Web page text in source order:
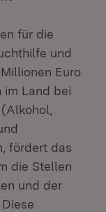
für die
und
Euro
im Land bei
fördert das
die Stellen
und der